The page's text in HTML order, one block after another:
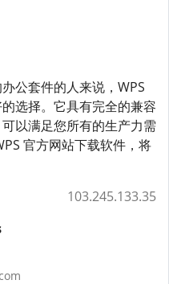
公套件的人来说，WPS
选择。它具有完全的兼容
以满足您所有的生产力需
官方网站下载软件，将
103.245.133.35